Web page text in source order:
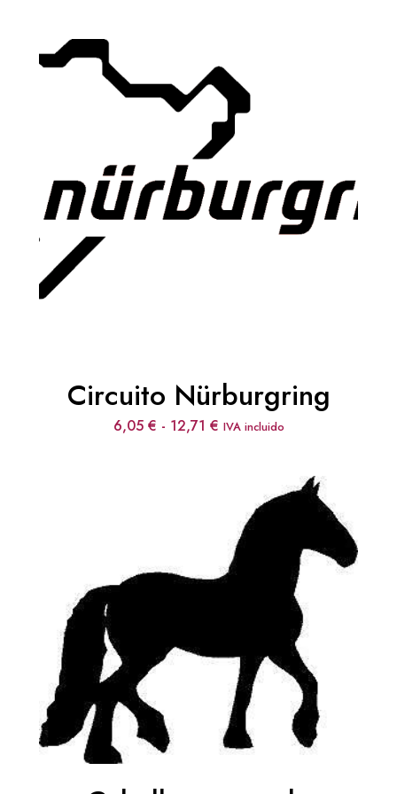
Circuito Nürburgring
6,05 € - 12,71 €Rango
6,05 €
hasta
12,71 €
IVA incluido